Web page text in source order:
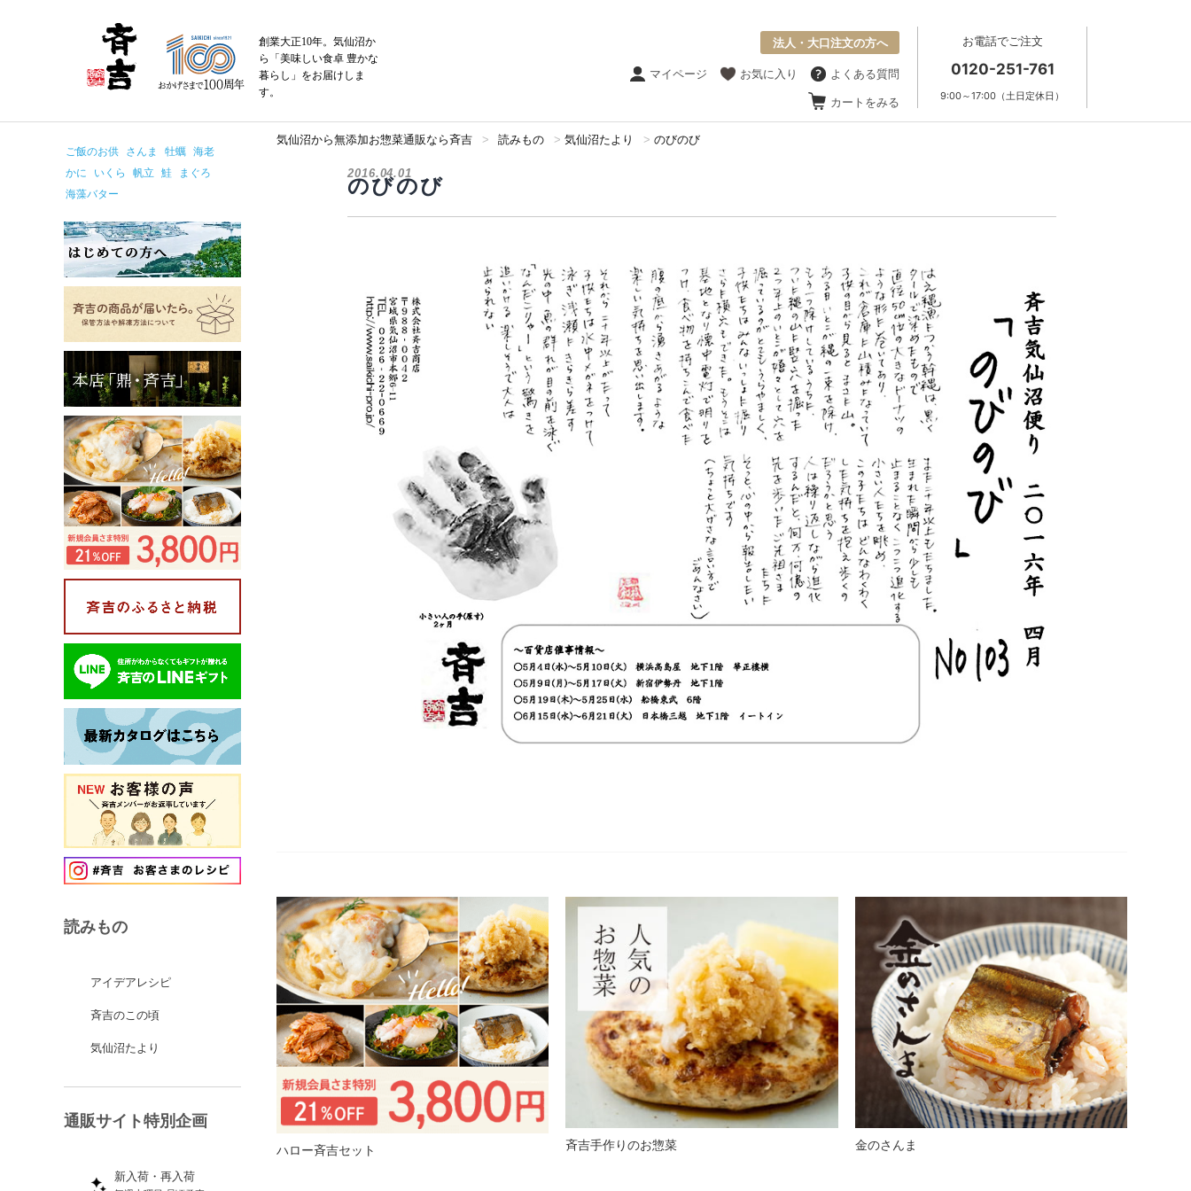
創業大正10年。気仙沼か
ら「美味しい食卓 豊かな
暮らし」をお届けしま
す。
お電話でご注文
0120-251-761
9:00～17:00（土日定休日）
法人・大口注文の方へ
マイページ お気に入り
よくある質問
カートをみる
気仙沼から無添加お惣菜通販なら斉吉 > 読みもの > 気仙沼たより > のびのび
2016.04.01
のびのび
ハロー斉吉セット 斉吉手作りのお惣菜 金のさんま
ご飯のお供 さんま 牡蠣 海老
かに
いくら 帆立 鮭
まぐろ
海藻バター
読みもの
アイデアレシピ
斉吉のこの頃
気仙沼たより
通販サイト特別企画
新入荷・再入荷